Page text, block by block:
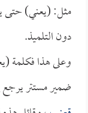
مثل: (يعني) حتى
دون التلميذ.
وعلى هذا فكلمة
ضمير مستتر يرجع